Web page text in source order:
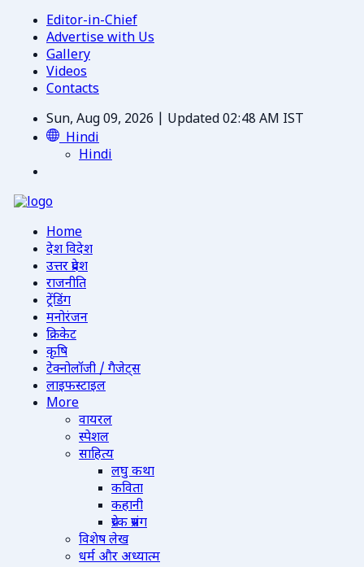
Editor-in-Chief
Advertise with Us
Gallery
Videos
Contacts
Sun, Aug 09, 2026 | Updated 02:48 AM IST
Hindi
Hindi
Home
देश विदेश
उत्तर प्रदेश
राजनीति
ट्रेंडिंग
मनोरंजन
क्रिकेट
कृषि
टेक्नोलॉजी / गैजेट्स
लाइफस्टाइल
More
वायरल
स्पेशल
साहित्य
लघु कथा
कविता
कहानी
प्रेरक प्रसंग
विशेष लेख
धर्म और अध्यात्म